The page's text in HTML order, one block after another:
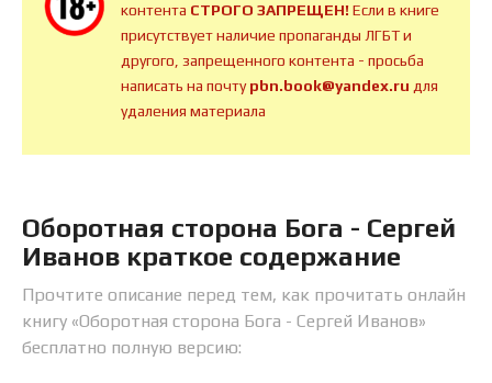
контента СТРОГО ЗАПРЕЩЕН!Если в книге
присутствует наличие пропаганды ЛГБТ и
другого, запрещенного контента - просьба
написать на почтуpbn.book@yandex.ru для
удаления материала
Оборотная сторона Бога - Сергей
Иванов краткое содержание
Прочтите описание перед тем, как прочитать онлайн
книгу «Оборотная сторона Бога - Сергей Иванов»
бесплатно полную версию: